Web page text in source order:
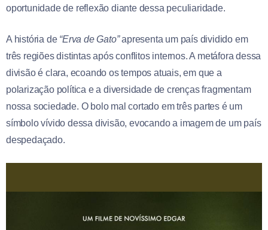
oportunidade de reflexão diante dessa peculiaridade.
A história de “Erva de Gato”apresenta um país dividido em
três regiões distintas após conflitos internos. A metáfora dessa
divisão é clara, ecoando os tempos atuais, em que a
polarização política e a diversidade de crenças fragmentam
nossa sociedade. O bolo mal cortado em três partes é um
símbolo vívido dessa divisão, evocando a imagem de um país
despedaçado.